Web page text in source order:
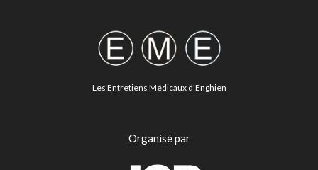
Les Entretiens Médicaux d'Enghien
Organisé par